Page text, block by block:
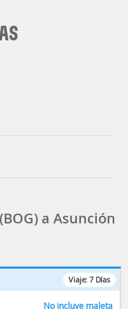
a Asunción
Viaje: 7 Días
No incluye maleta